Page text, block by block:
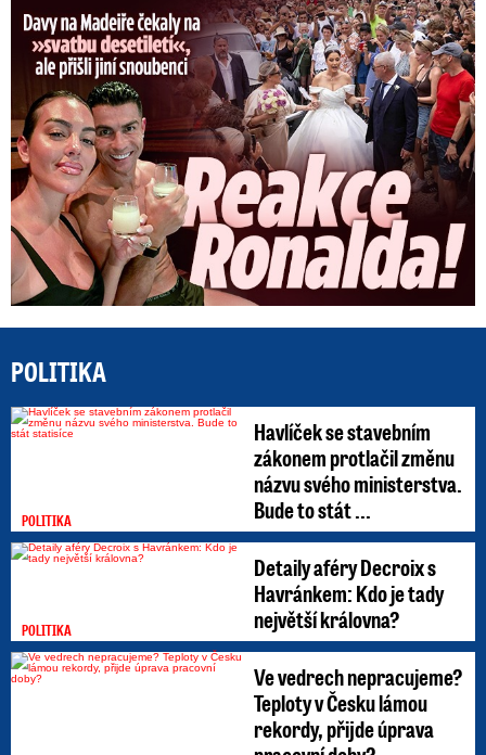
Ronaldova »svatba« pobláznila Madeiru: Reakce Cristiana!
POLITIKA
POLITIKA
Havlíček se stavebním
zákonem protlačil změnu
názvu svého ministerstva.
Bude to stát ...
POLITIKA
Detaily aféry Decroix s
Havránkem: Kdo je tady
největší královna?
Ve vedrech nepracujeme?
Teploty v Česku lámou
rekordy, přijde úprava